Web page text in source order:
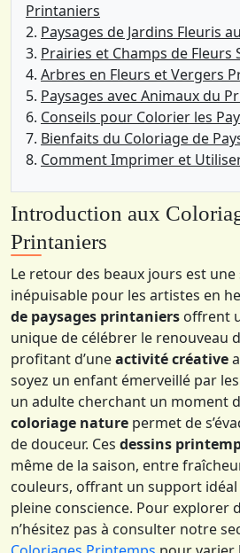
Printaniers
Paysages de Jardins Fleuris
Prairies et Champs de Fleurs
Arbres en Fleurs et Vergers
Paysages avec Animaux du
Conseils pour Colorier les
Bienfaits du Coloriage de
Comment Imprimer et
Introduction aux
Printaniers
Le retour des beaux jours est
inépuisable pour les artistes en
de paysages printaniers offrent
unique de célébrer le renouveau
profitant d’uneactivité créative
soyez un enfant émerveillé par
un adulte cherchant un moment
coloriage nature permet de
de douceur. Ces dessins
même de la saison, entre
couleurs, offrant un support
pleine conscience. Pour explorer
n’hésitez pas à consulter notre